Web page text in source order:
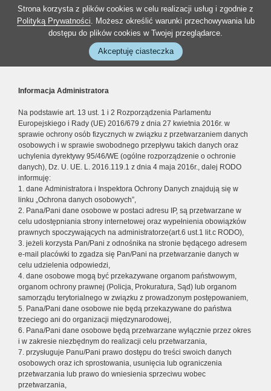
Strona korzysta z plików cookies w celu realizacji usług i zgodnie z
Polityką Prywatności. Możesz określić warunki przechowywania lub
dostępu do plików cookies w Twojej przeglądarce.
Akceptuję ciasteczka
Informacja Administratora
Na podstawie art. 13 ust. 1 i 2 Rozporządzenia Parlamentu
Europejskiego i Rady (UE) 2016/679 z dnia 27 kwietnia 2016r. w
sprawie ochrony osób fizycznych w związku z przetwarzaniem danych
osobowych i w sprawie swobodnego przepływu takich danych oraz
uchylenia dyrektywy 95/46/WE (ogólne rozporządzenie o ochronie
danych), Dz. U. UE. L. 2016.119.1 z dnia 4 maja 2016r., dalej RODO
informuję:
1. dane Administratora i Inspektora Ochrony Danych znajdują się w
linku „Ochrona danych osobowych”,
2. Pana/Pani dane osobowe w postaci adresu IP, są przetwarzane w
celu udostępniania strony internetowej oraz wypełnienia obowiązków
prawnych spoczywających na administratorze(art.6 ust.1 lit.c RODO),
3. jeżeli korzysta Pan/Pani z odnośnika na stronie będącego adresem
e-mail placówki to zgadza się Pan/Pani na przetwarzanie danych w
celu udzielenia odpowiedzi,
4. dane osobowe mogą być przekazywane organom państwowym,
organom ochrony prawnej (Policja, Prokuratura, Sąd) lub organom
samorządu terytorialnego w związku z prowadzonym postępowaniem,
5. Pana/Pani dane osobowe nie będą przekazywane do państwa
trzeciego ani do organizacji międzynarodowej,
6. Pana/Pani dane osobowe będą przetwarzane wyłącznie przez okres
i w zakresie niezbędnym do realizacji celu przetwarzania,
7. przysługuje Panu/Pani prawo dostępu do treści swoich danych
osobowych oraz ich sprostowania, usunięcia lub ograniczenia
przetwarzania lub prawo do wniesienia sprzeciwu wobec
przetwarzania,